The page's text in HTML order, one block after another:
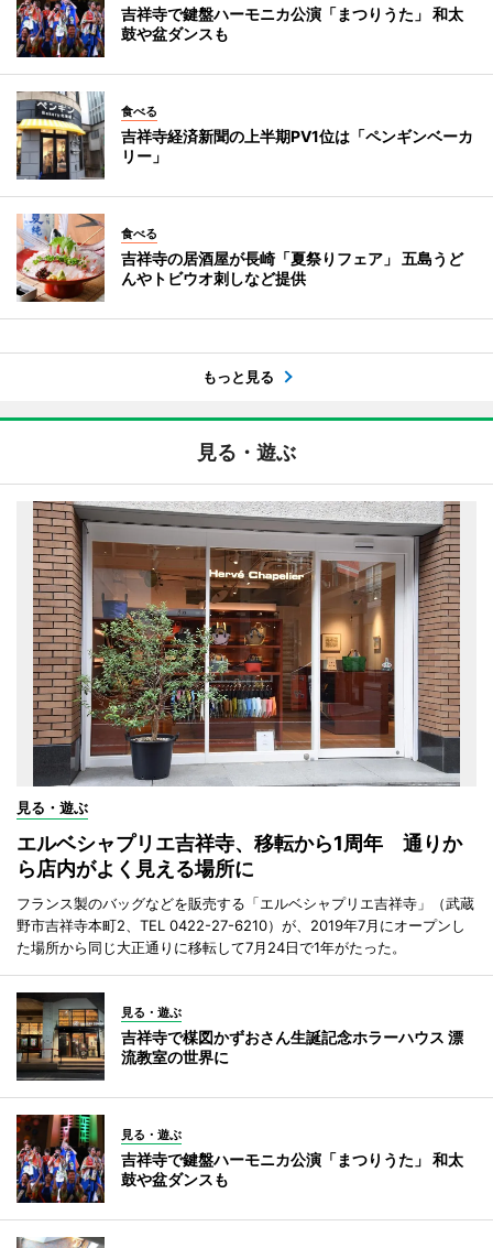
吉祥寺で鍵盤ハーモニカ公演「まつりうた」 和太
鼓や盆ダンスも
食べる
吉祥寺経済新聞の上半期PV1位は「ペンギンベーカ
リー」
食べる
吉祥寺の居酒屋が長崎「夏祭りフェア」 五島うど
んやトビウオ刺しなど提供
もっと見る
見る・遊ぶ
見る・遊ぶ
エルベシャプリエ吉祥寺、移転から1周年 通りか
ら店内がよく見える場所に
フランス製のバッグなどを販売する「エルベシャプリエ吉祥寺」（武蔵
野市吉祥寺本町2、TEL 0422-27-6210）が、2019年7月にオープンし
た場所から同じ大正通りに移転して7月24日で1年がたった。
見る・遊ぶ
吉祥寺で楳図かずおさん生誕記念ホラーハウス 漂
流教室の世界に
見る・遊ぶ
吉祥寺で鍵盤ハーモニカ公演「まつりうた」 和太
鼓や盆ダンスも